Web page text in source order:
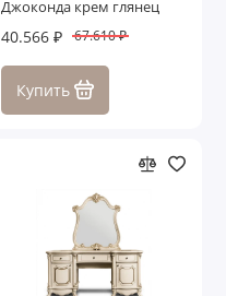
Джоконда крем глянец
40.566 ₽ 67.610 ₽
Купить